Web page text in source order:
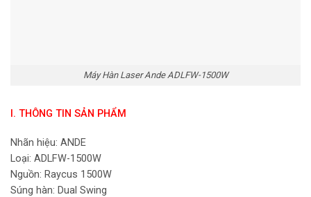
Máy Hàn Laser Ande ADLFW-1500W
I. THÔNG TIN SẢN PHẨM
Nhãn hiệu: ANDE
Loại: ADLFW-1500W
Nguồn: Raycus 1500W
Súng hàn: Dual Swing